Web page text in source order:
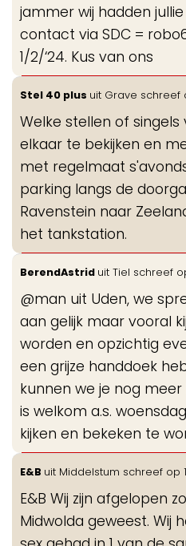
jammer wij hadden
contact via SDC =
1/2/‘24. Kus van ons
Stel 40 plus uit Grave schreef
Welke stellen of
elkaar te bekijken en
met regelmaat
parking langs de
Ravenstein naar
het tankstation.
BerendAstrid uit Tiel schreef
@man uit Uden, we
aan gelijk maar vooral
worden en opzichtig
een grijze handdoek
kunnen we je nog
is welkom a.s.
kijken en bekeken te
E&B uit Middelstum schreef op
E&B Wij zijn afgelopen
Midwolda geweest. Wij